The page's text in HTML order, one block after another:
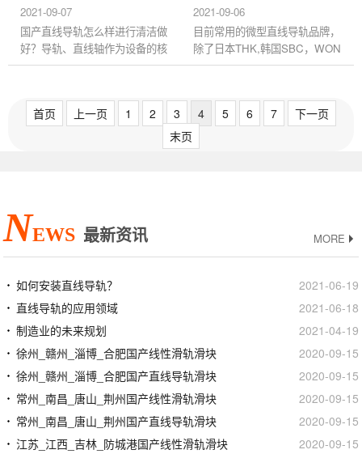
轨及其支承件的刚度和热变...
导轨，如果使用不当，也不...
2021-09-07
国产直线导轨怎么样进行清洁做
好？导轨、直线轴作为设备的核
心部件之一，它的功用是起导向
高的加工精度，要求其导轨...
2021-09-06
目前常用的微型直线导轨品牌，
除了日本THK,韩国SBC，WON
外，还有台湾上HIWIN,CPC，
机、焊锡机、医疗检测发光机、
以及其他非标自...
首页 上一页 1 2 3 4 5 6 7
下一页
末页
NEWS 最新资讯 MORE
如何安装直线导轨？
2021-06-19
直线导轨的应用领域
2021-06-18
制造业的未来规划
2021-04-19
徐州_赣州_淄博_合肥国产线性滑轨滑块
2020-09-15
徐州_赣州_淄博_合肥国产直线导轨滑块
2020-09-15
常州_南昌_唐山_荆州国产线性滑轨滑块
2020-09-15
常州_南昌_唐山_荆州国产直线导轨滑块
2020-09-15
江苏_江西_吉林_防城港国产线性滑轨滑块
2020-09-15